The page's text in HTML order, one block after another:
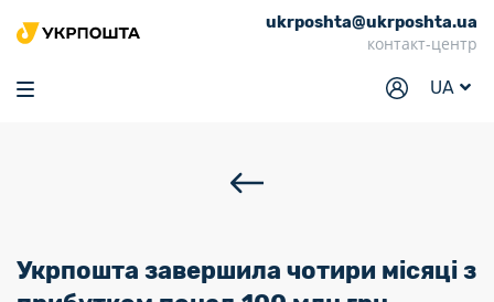
ukrposhta@ukrposhta.ua
контакт-центр
UA
Головна
Маркет
Відділення
Укрпошта завершила чотири місяці з